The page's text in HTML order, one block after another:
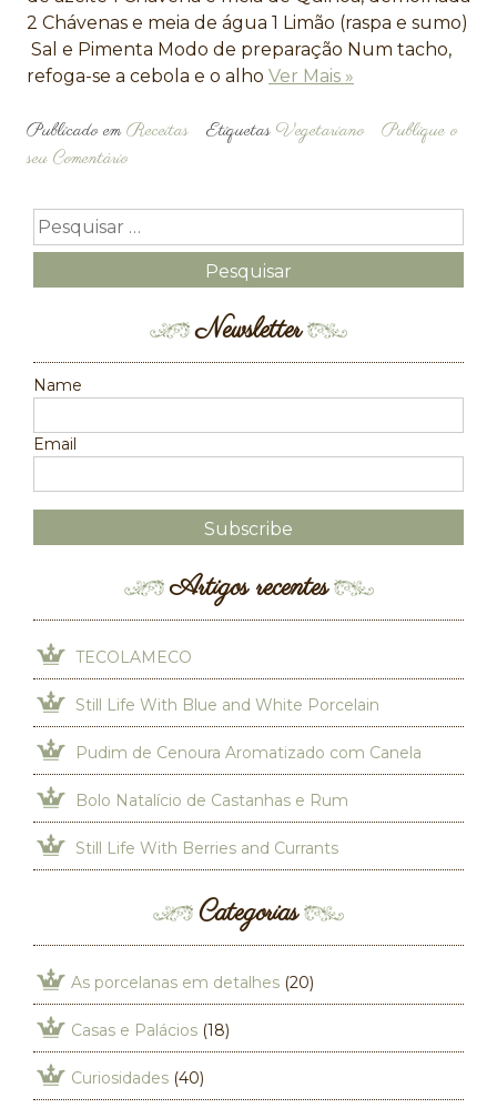
2 Chávenas e meia de água 1 Limão (raspa e sumo)
Sal e Pimenta Modo de preparação Num tacho,
refoga-se a cebola e o alho Ver Mais »
Publicado emReceitas Etiquetas Vegetariano
Publique o
seu Comentário
Newsletter
Name
Email
Artigos recentes
TECOLAMECO
Still Life With Blue and White Porcelain
Pudim de Cenoura Aromatizado com Canela
Bolo Natalício de Castanhas e Rum
Still Life With Berries and Currants
Categorias
As porcelanas em detalhes (20)
Casas e Palácios (18)
Curiosidades (40)